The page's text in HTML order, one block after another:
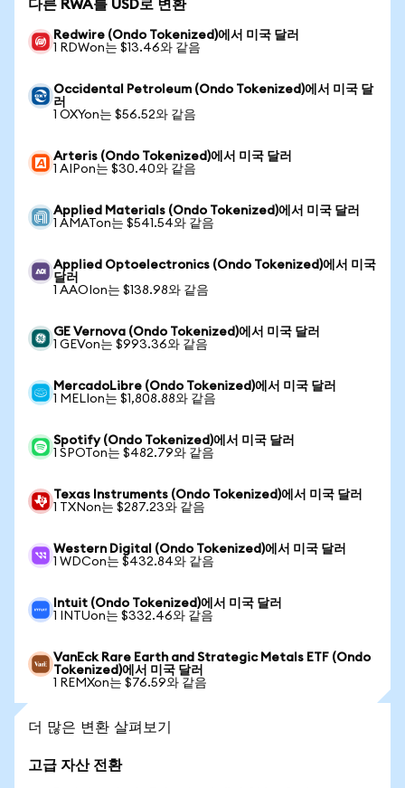
다른 RWA를 USD로 변환
Redwire (Ondo Tokenized)에서 미국 달러
1 RDWon는 $13.46와 같음
Occidental Petroleum (Ondo Tokenized)에서 미국 달
러
1 OXYon는 $56.52와 같음
Arteris (Ondo Tokenized)에서 미국 달러
1 AIPon는 $30.40와 같음
Applied Materials (Ondo Tokenized)에서 미국 달러
1 AMATon는 $541.54와 같음
Applied Optoelectronics (Ondo Tokenized)에서 미국
달러
1 AAOIon는 $138.98와 같음
GE Vernova (Ondo Tokenized)에서 미국 달러
1 GEVon는 $993.36와 같음
MercadoLibre (Ondo Tokenized)에서 미국 달러
1 MELIon는 $1,808.88와 같음
Spotify (Ondo Tokenized)에서 미국 달러
1 SPOTon는 $482.79와 같음
Texas Instruments (Ondo Tokenized)에서 미국 달러
1 TXNon는 $287.23와 같음
Western Digital (Ondo Tokenized)에서 미국 달러
1 WDCon는 $432.84와 같음
Intuit (Ondo Tokenized)에서 미국 달러
1 INTUon는 $332.46와 같음
VanEck Rare Earth and Strategic Metals ETF (Ondo
Tokenized)에서 미국 달러
1 REMXon는 $76.59와 같음
더 많은 변환 살펴보기
고급 자산 전환